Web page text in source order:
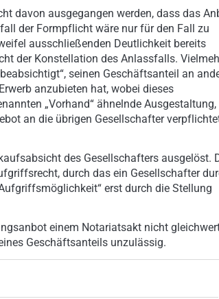
davon ausgegangen werden, dass das
der Formpflicht wäre nur für den Fall zu
ausschließenden Deutlichkeit bereits
der Konstellation des Anlassfalls.
seinen Geschäftsanteil an
anzubieten hat, wobei dieses
„Vorhand“ ähnelnde Ausgestaltung,
an die übrigen Gesellschafter
des Gesellschafters ausgelöst.
durch das ein Gesellschafter
erst durch die Stellung
einem Notariatsakt nicht
Geschäftsanteils unzulässig.